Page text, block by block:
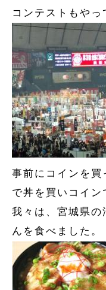
コンテストもやっ
事前にコインを
で丼を買いコイン
我々は、宮城県の
んを食べました。